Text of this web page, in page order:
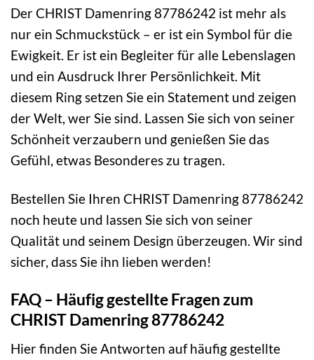
Der CHRIST Damenring 87786242 ist mehr als
nur ein Schmuckstück – er ist ein Symbol für die
Ewigkeit. Er ist ein Begleiter für alle Lebenslagen
und ein Ausdruck Ihrer Persönlichkeit. Mit
diesem Ring setzen Sie ein Statement und zeigen
der Welt, wer Sie sind. Lassen Sie sich von seiner
Schönheit verzaubern und genießen Sie das
Gefühl, etwas Besonderes zu tragen.
Bestellen Sie Ihren CHRIST Damenring 87786242
noch heute und lassen Sie sich von seiner
Qualität und seinem Design überzeugen. Wir sind
sicher, dass Sie ihn lieben werden!
FAQ – Häufig gestellte Fragen zum
CHRIST Damenring 87786242
Hier finden Sie Antworten auf häufig gestellte